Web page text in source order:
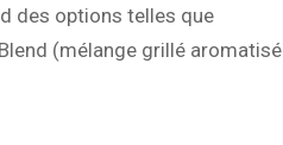
des options telles que
(mélange grillé aromatisé